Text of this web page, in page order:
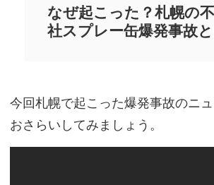
なぜ起こった？札幌の
社スプレー缶爆発事故
今回札幌で起こった爆発事故のニ
おさらいしてみましょう。